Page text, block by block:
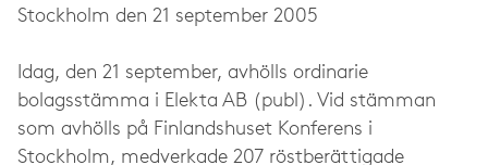
Stockholm den 21 september 2005
Idag, den 21 september, avhölls ordinarie
bolagsstämma i Elekta AB (publ). Vid stämman
som avhölls på Finlandshuset Konferens i
Stockholm, medverkade 207 röstberättigade